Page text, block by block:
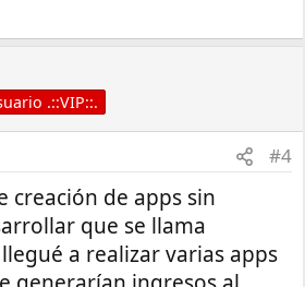
.::VIP::.
#4
creación de apps sin
que se llama
a realizar varias apps